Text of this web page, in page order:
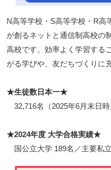
N高等学校・S高等学校・R高
が創るネットと通信制高校の
高校です。効率よく学習する
がる学びや、友だちづくりに
★生徒数日本一★
32,716名（2025年6月末日時
★2024年度 大学合格実績★
国公立大学 189名／主要私